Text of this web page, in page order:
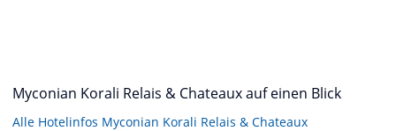
Myconian Korali Relais & Chateaux auf einen Blick
Alle Hotelinfos Myconian Korali Relais & Chateaux